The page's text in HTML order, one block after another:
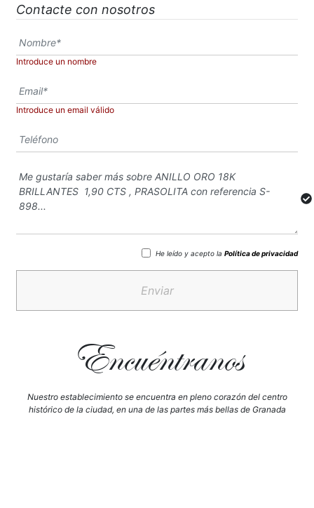
Contacte con nosotros
Introduce un nombre
Introduce un email válido
He leído y acepto la Política de privacidad
Enviar
Encuéntranos
Nuestro establecimiento se encuentra en pleno corazón del centro
histórico de la ciudad, en una de las partes más bellas de Granada